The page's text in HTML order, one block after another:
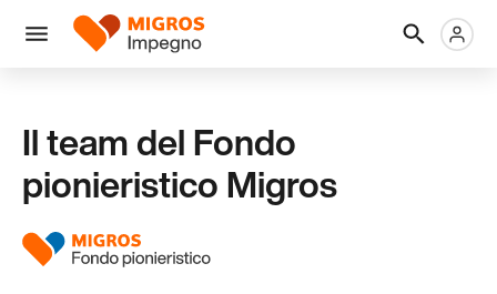
navigazione
Intestazione
Menu
Logo
Il team del Fondo
pionieristico Migros